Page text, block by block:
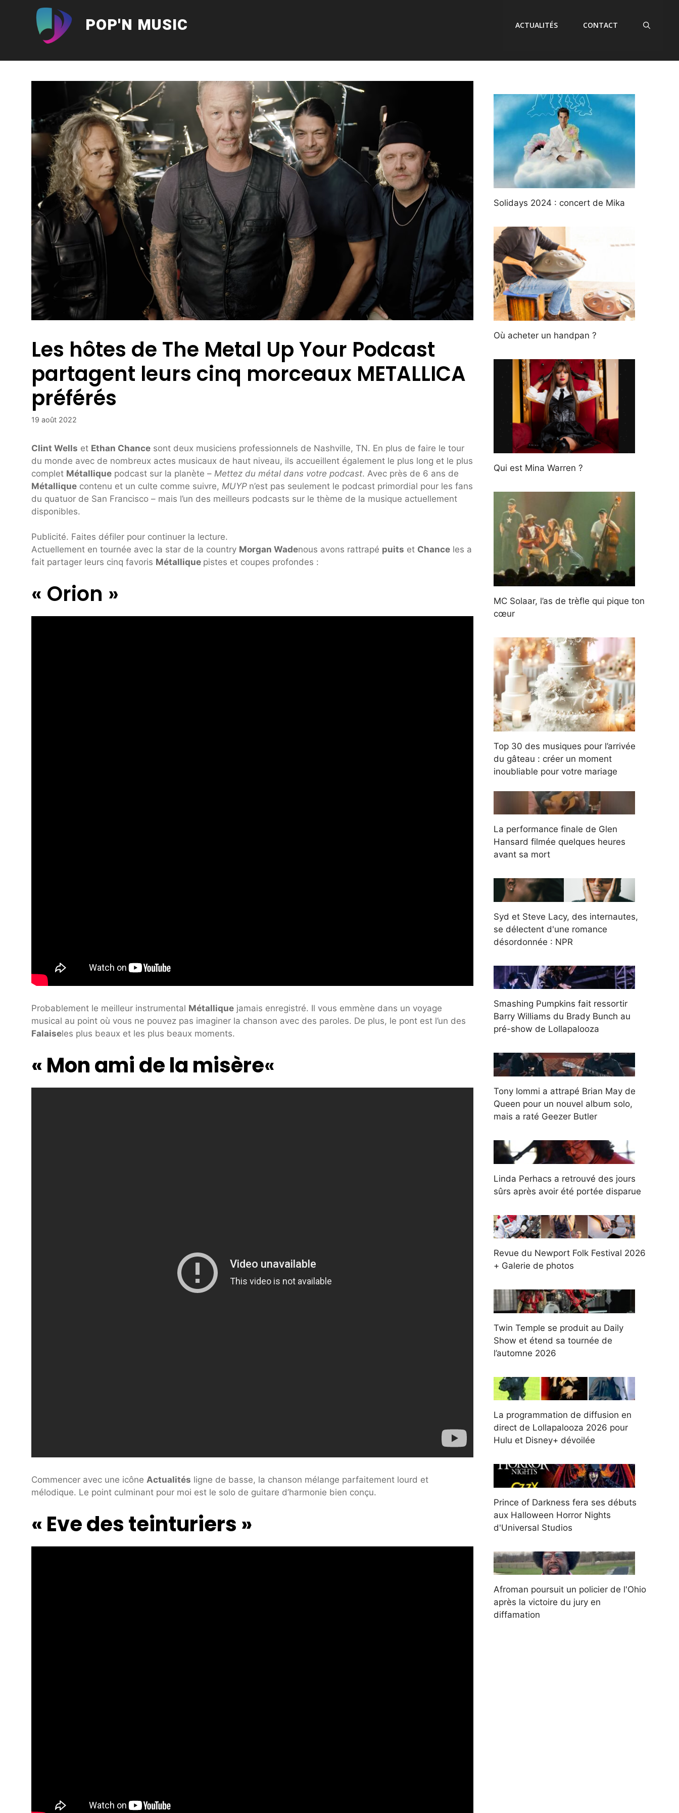
POP'N MUSIC ACTUALITÉS CONTACT
Les hôtes de The Metal Up Your Podcast
partagent leurs cinq morceaux METALLICA
préférés
19 août 2022
Clint Wells et Ethan Chance sont deux musiciens professionnels de Nashville, TN. En plus de faire le tour
du monde avec de nombreux actes musicaux de haut niveau, ils accueillent également le plus long et le plus
complet Métallique podcast sur la planète – Mettez du métal dans votre podcast. Avec près de 6 ans de
Métallique contenu et un culte comme suivre, MUYP n’est pas seulement le podcast primordial pour les fans
du quatuor de San Francisco – mais l’un des meilleurs podcasts sur le thème de la musique actuellement
disponibles.
Publicité. Faites défiler pour continuer la lecture.
Actuellement en tournée avec la star de la country Morgan Wadenous avons rattrapé puits et Chance les a
fait partager leurs cinq favoris Métallique pistes et coupes profondes :
« Orion »
Probablement le meilleur instrumental Métallique jamais enregistré. Il vous emmène dans un voyage
musical au point où vous ne pouvez pas imaginer la chanson avec des paroles. De plus, le pont est l’un des
Falaiseles plus beaux et les plus beaux moments.
« Mon ami de la misère«
Commencer avec une icône Actualités ligne de basse, la chanson mélange parfaitement lourd et
mélodique. Le point culminant pour moi est le solo de guitare d’harmonie bien conçu.
« Eve des teinturiers »
Solidays 2024 : concert de Mika
Où acheter un handpan ?
Qui est Mina Warren ?
MC Solaar, l’as de trèfle qui pique ton
cœur
Top 30 des musiques pour l’arrivée
du gâteau : créer un moment
inoubliable pour votre mariage
La performance finale de Glen
Hansard filmée quelques heures
avant sa mort
Syd et Steve Lacy, des internautes,
se délectent d'une romance
désordonnée : NPR
Smashing Pumpkins fait ressortir
Barry Williams du Brady Bunch au
pré-show de Lollapalooza
Tony Iommi a attrapé Brian May de
Queen pour un nouvel album solo,
mais a raté Geezer Butler
Linda Perhacs a retrouvé des jours
sûrs après avoir été portée disparue
Revue du Newport Folk Festival 2026
+ Galerie de photos
Twin Temple se produit au Daily
Show et étend sa tournée de
l’automne 2026
La programmation de diffusion en
direct de Lollapalooza 2026 pour
Hulu et Disney+ dévoilée
Prince of Darkness fera ses débuts
aux Halloween Horror Nights
d'Universal Studios
Afroman poursuit un policier de l'Ohio
après la victoire du jury en
diffamation